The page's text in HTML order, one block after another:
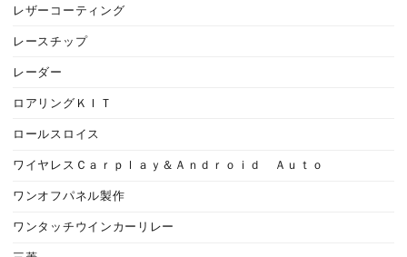
レザーコーティング
レースチップ
レーダー
ロアリングＫＩＴ
ロールスロイス
ワイヤレスＣａｒｐｌａｙ＆Ａｎｄｒｏｉｄ Ａｕｔｏ
ワンオフパネル製作
ワンタッチウインカーリレー